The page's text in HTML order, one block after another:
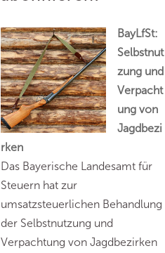
BayLfSt:
Selbstnut
zung und
Verpacht
ung von
Jagdbezi
rken
Das Bayerische Landesamt für
Steuern hat zur
umsatzsteuerlichen Behandlung
der Selbstnutzung und
Verpachtung von Jagdbezirken